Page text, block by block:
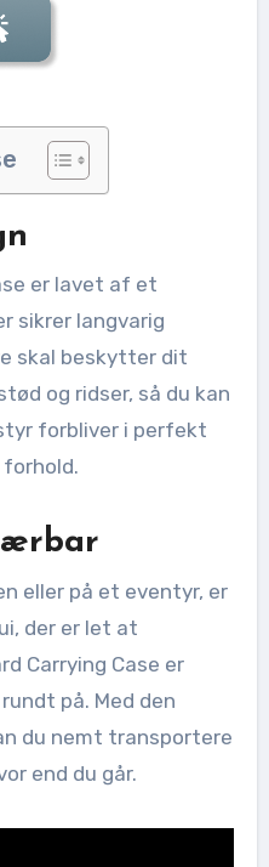
er lavet af et
sikrer langvarig
skal beskytter dit
og ridser, så du kan
forbliver i perfekt
eller på et eventyr, er
der er let at
Carrying Case er
på. Med den
du nemt transportere
end du går.